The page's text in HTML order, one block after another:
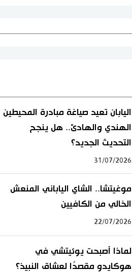
اليابان تعيد صياغة مبادرة المحيطين
الهندي والهادئ.. هل ينجح
التحديث الجديد؟
31/07/2026
موغيتشا.. الشاي الياباني المنعش
الخالي من الكافيين
22/07/2026
لماذا أصبحت يوئيتشي في
هوكايدو مقصدًا لعشاق النبيذ؟